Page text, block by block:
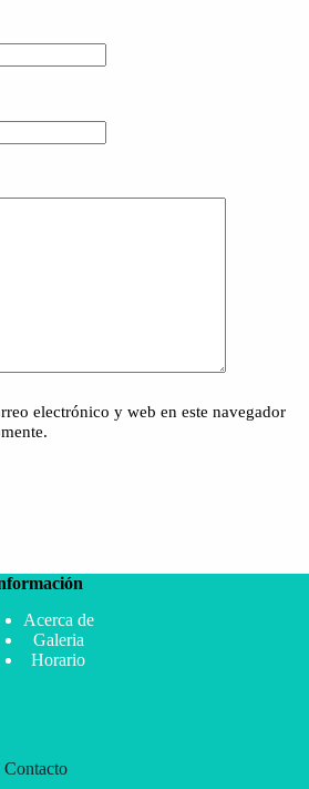
electrónico y web en este navegador
Acerca de
Galeria
Horario
Contacto